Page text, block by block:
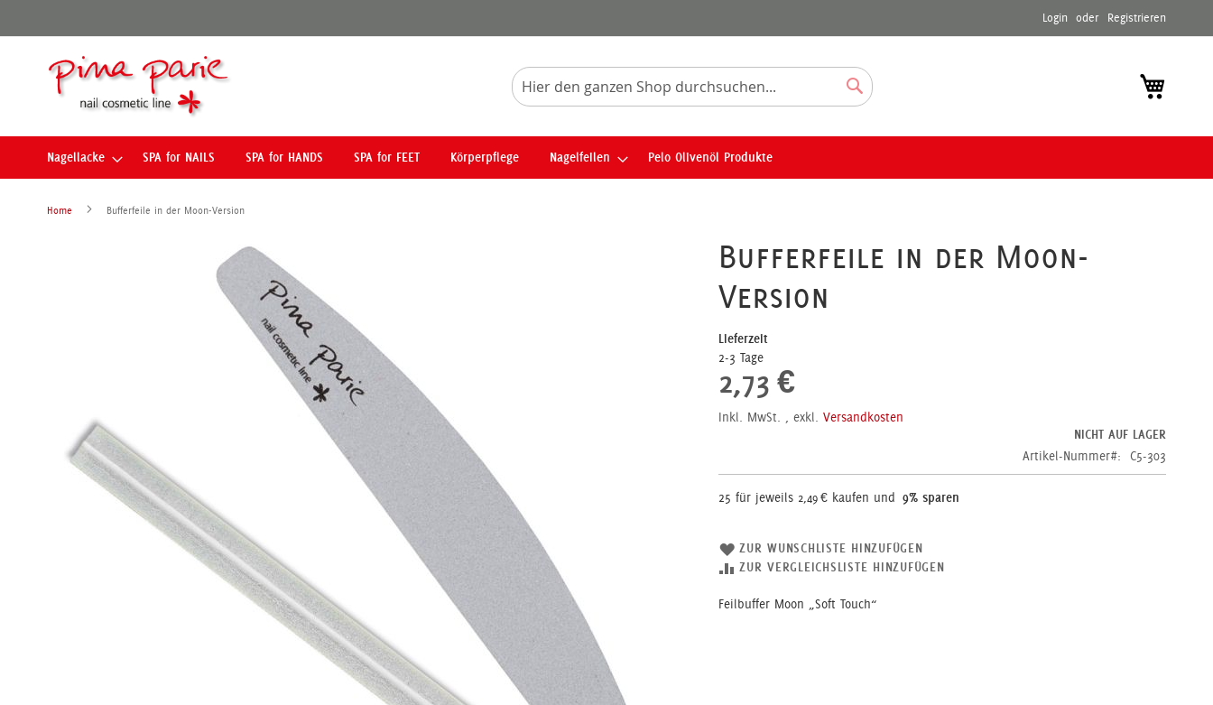
zum
Login Registrieren
Suche
Suche
Nagellacke SPA for NAILS SPA for HANDS SPA for FEET Körperpflege Nagelfeilen Pelo Olivenöl Produkte
Home Bufferfeile in der Moon-Version
Bufferfeile in der Moon-
Version
Lieferzeit
2-3 Tage
2,73 €
Inkl. MwSt. exkl. Versandkosten
NICHT AUF LAGER
Artikel-Nummer C5-303
25 für jeweils 2,49 € kaufen und 9% sparen
ZUR WUNSCHLISTE HINZUFÜGEN
ZUR VERGLEICHSLISTE HINZUFÜGEN
Feilbuffer Moon „Soft Touch“